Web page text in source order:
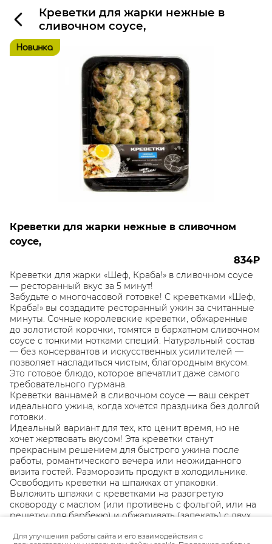
Креветки для жарки нежные в
сливочном соусе,
Креветки для жарки нежные в сливочном
соусе,
834₽
Креветки для жарки «Шеф, Краба!» в сливочном соусе
— ресторанный вкус за 5 минут!
Забудьте о многочасовой готовке! С креветками «Шеф,
Краба!» вы создадите ресторанный ужин за считанные
минуты. Сочные королевские креветки, обжаренные
до золотистой корочки, томятся в бархатном сливочном
соусе с тонкими нотками специй. Натуральный состав
— без консервантов и искусственных усилителей —
позволяет насладиться чистым, благородным вкусом.
Это готовое блюдо, которое впечатлит даже самого
требовательного гурмана.
Креветки ваннамей в сливочном соусе — ваш секрет
идеального ужина, когда хочется праздника без долгой
готовки.
Идеальный вариант для тех, кто ценит время, но не
хочет жертвовать вкусом! Эта креветки станут
прекрасным решением для быстрого ужина после
работы, романтического вечера или неожиданного
визита гостей. Разморозить продукт в холодильнике.
Освободить креветки на шпажках от упаковки.
Выложить шпажки с креветками на разогретую
сковороду с маслом (или противень с фольгой, или на
решетку для барбекю) и обжаривать (запекать) с двух
термической обработке приобретают розоватый
Для улучшения работы сайта и его взаимодействия с